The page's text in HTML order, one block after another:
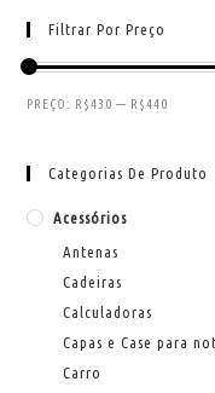
Filtrar Por Preço
PREÇO: R$430 — R$440
Categorias De Produto
Acessórios
Antenas
Cadeiras
Calculadoras
Capas e Case para
Carro